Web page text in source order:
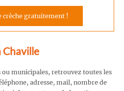
crèche gratuitement !
Chaville
ou municipales, retrouvez toutes les
adresse, mail, nombre de